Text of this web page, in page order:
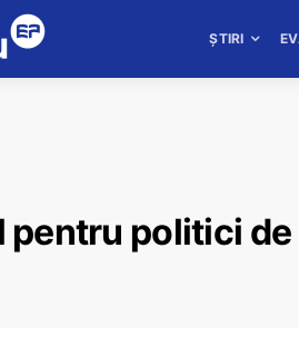
ȘTIRI
politici de